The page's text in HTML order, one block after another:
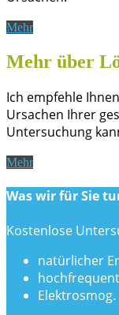
Mehr
Mehr über
Ich empfehle
Ursachen Ihrer
Untersuchung
Mehr
Was wir für Sie
Kostenlose
natürlicher
Elektrosmog.